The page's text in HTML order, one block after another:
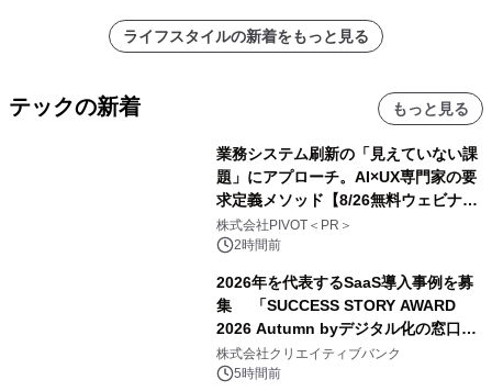
ライフスタイルの新着をもっと見る
テックの新着 もっと見る
業務システム刷新の「見えていない課
題」にアプローチ。AI×UX専門家の要
求定義メソッド【8/26無料ウェビナ
ー】株式会社PIVOT
株式会社PIVOT＜PR＞
2時間前
2026年を代表するSaaS導入事例を募
集 「SUCCESS STORY AWARD
2026 Autumn byデジタル化の窓口」
開催
株式会社クリエイティブバンク
5時間前